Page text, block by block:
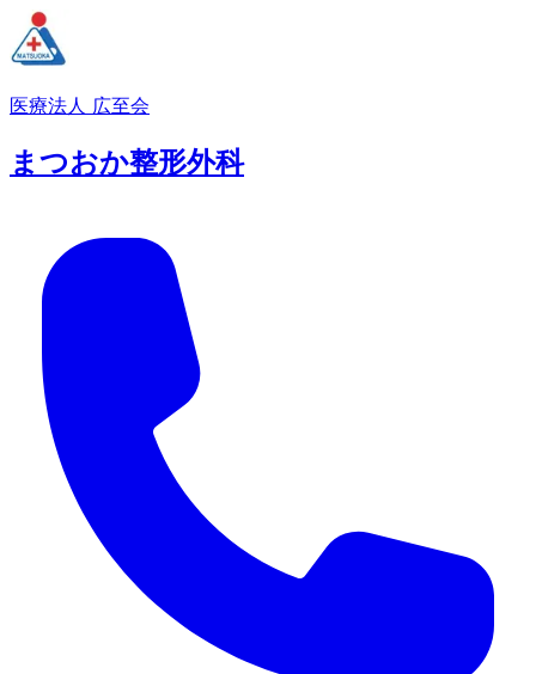
医療法人 広至会
まつおか整形外科